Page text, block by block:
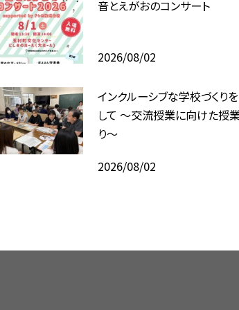
音とえがおのコンサート
2026/08/02
インクルーシブな学校づくり
して ～交流授業に向けた授
り～
2026/08/02